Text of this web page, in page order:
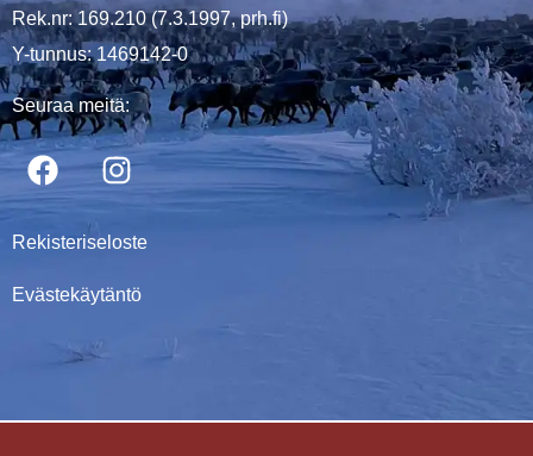
Rek.nr: 169.210 (7.3.1997, prh.fi)
Y-tunnus: 1469142-0
Seuraa meitä:
Rekisteriseloste
Evästekäytäntö